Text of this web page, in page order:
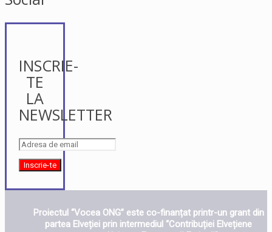
INSCRIE-
TE
LA
NEWSLETTER
Proiectul “Vocea ONG” este co-finanțat printr-un grant din
partea Elveției prin intermediul “Contribuției Elvețiene